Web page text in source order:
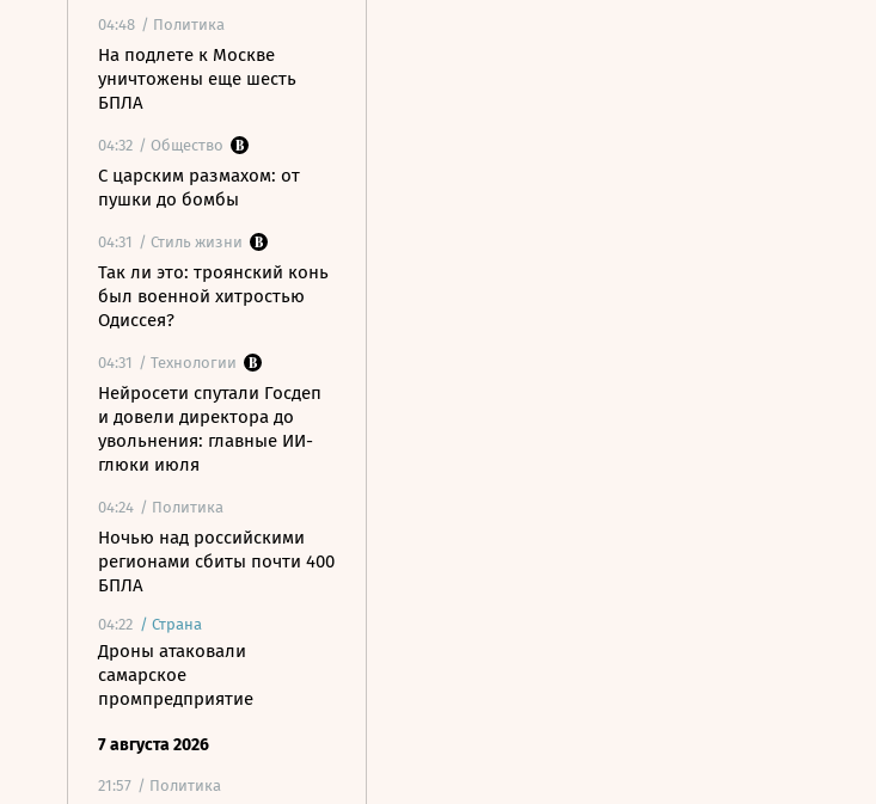
04:48 / Политика
На подлете к Москве
уничтожены еще шесть
БПЛА
04:32 / Общество
С царским размахом: от
пушки до бомбы
04:31 / Стиль жизни
Так ли это: троянский конь
был военной хитростью
Одиссея?
04:31 / Технологии
Нейросети спутали Госдеп
и довели директора до
увольнения: главные ИИ-
глюки июля
04:24 / Политика
Ночью над российскими
регионами сбиты почти 400
БПЛА
04:22 / Страна
Дроны атаковали
самарское
промпредприятие
7 августа 2026
21:57 / Политика